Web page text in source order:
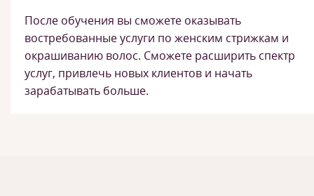
После обучения вы сможете оказывать
востребованные услуги по женским стрижкам и
окрашиванию волос. Сможете расширить спектр
услуг, привлечь новых клиентов и начать
зарабатывать больше.